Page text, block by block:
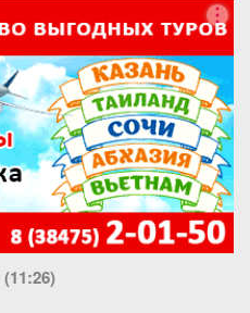
(11:26)